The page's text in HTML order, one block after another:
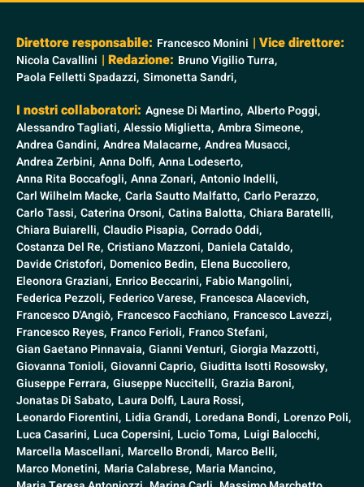
Direttore responsabile: Francesco Monini | Vice direttore:
Nicola Cavallini | Redazione: Bruno Vigilio Turra,
Paola Felletti Spadazzi, Simonetta Sandri,
I nostri collaboratori: Agnese Di Martino, Alberto Poggi,
Alessandro Tagliati, Alessio Miglietta, Ambra Simeone,
Andrea Gandini, Andrea Malacarne, Andrea Musacci,
Andrea Zerbini, Anna Dolfi, Anna Lodeserto,
Anna Rita Boccafogli, Anna Zonari, Antonio Indelli,
Carl Wilhelm Macke, Carla Sautto Malfatto, Carlo Perazzo,
Carlo Tassi, Caterina Orsoni, Catina Balotta, Chiara Baratelli,
Chiara Buiarelli, Claudio Pisapia, Corrado Oddi,
Costanza Del Re, Cristiano Mazzoni, Daniela Cataldo,
Davide Cristofori, Domenico Bedin, Elena Buccoliero,
Eleonora Graziani, Enrico Beccarini, Fabio Mangolini,
Federica Pezzoli, Federico Varese, Francesca Alacevich,
Francesco D'Angiò, Francesco Facchiano, Francesco Lavezzi,
Francesco Reyes, Franco Ferioli, Franco Stefani,
Gian Gaetano Pinnavaia, Gianni Venturi, Giorgia Mazzotti,
Giovanna Tonioli, Giovanni Caprio, Giuditta Isotti Rosowsky,
Giuseppe Ferrara, Giuseppe Nuccitelli, Grazia Baroni,
Jonatas Di Sabato, Laura Dolfi, Laura Rossi,
Leonardo Fiorentini, Lidia Grandi, Loredana Bondi, Lorenzo Poli,
Luca Casarini, Luca Copersini, Lucio Toma, Luigi Balocchi,
Marcella Mascellani, Marcello Brondi, Marco Belli,
Marco Monetini, Maria Calabrese, Maria Mancino,